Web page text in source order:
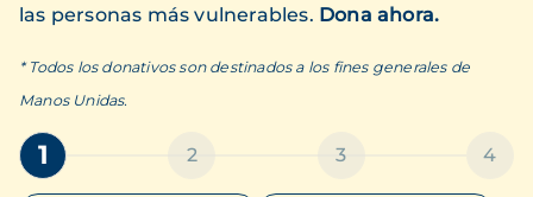
las personas más vulnerables. Dona ahora.
* Todos los donativos son destinados a los fines generales de
Manos Unidas.
1 2 3 4